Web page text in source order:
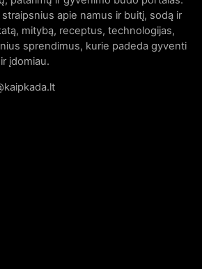
apie namus ir buitį, sodą ir
mitybą, receptus, technologijas,
sprendimus, kurie padeda gyventi
įdomiau.